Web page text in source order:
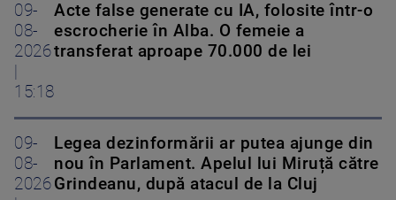
09-
08-
2026
15:18
Acte false generate cu IA, folosite într-o
escrocherie în Alba. O femeie a
transferat aproape 70.000 de lei
09-
08-
2026
Legea dezinformării ar putea ajunge din
nou în Parlament. Apelul lui Miruță către
Grindeanu, după atacul de la Cluj